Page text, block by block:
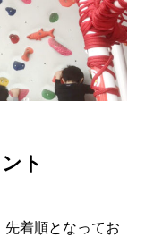
ト
先着順となってお